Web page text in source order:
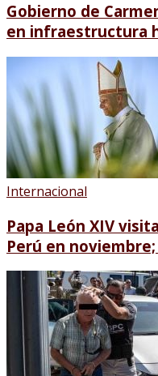
Gobierno de
en infraestructura
Internacional
Papa León XIV
Perú en noviembre;